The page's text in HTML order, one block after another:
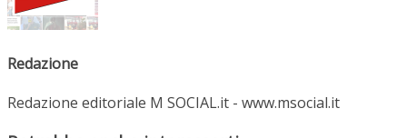
Redazione
Redazione editoriale M SOCIAL.it - www.msocial.it